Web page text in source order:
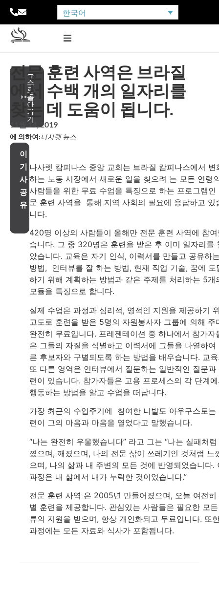
한국어
뉴
스
로
돌
아
가
기
전문 훈련 사역은 브라질
에서 수백 개의 일자리를
찾는 데 도움이 됩니다.
11월 14, 2019
에 의하여:나사렛 뉴스
이
기
사
공
유
나사렛 캄피나스 중앙 교회는 브라질 캄피나스에서 변
하는 노동 시장에서 새로운 일을 찾으려 는 모든 연령
사람들을 위한 무료 수업을 특징으로 하는 프로그램인
문 훈련 사역을 통해 지역 사회의 필요에 응답하고 있
니다.
420명 이상의 사람들이 올해만 전문 훈련 사역에 참
습니다. 그 중 320명은 훈련을 받은 후 이미 일자리를
았습니다. 교육은 자기 인식, 이력서를 만들고 공유하
방법, 인터뷰를 잘 하는 방법, 현재 직업 기술, 꿈에 도
하기 위해 계획하는 방법과 같은 주제를 처리하는 5개
모듈을 특징으로 합니다.
실제 수업은 과정과 심리적, 영적인 지원을 제공하기
고도로 훈련을 받은 5명의 자원봉사자 그룹에 의해 주
완전히 무료입니다. 프레젠테이션 중 하나에서 참가자
은 그들의 자질을 식별하고 이력서에 그들을 나열하여
른 후보자와 구별되도록 하는 방법을 배우습니다. 교
또 다른 영역은 인터뷰에서 질문하는 일반적인 질문과
련이 있습니다. 참가자들은 고용 프로세스의 각 단계
행동하는 방법을 알고 수업을 떠납니다.
가장 최근의 수업주기에 참여한 니발도 아우구스토는
련이 그의 마음과 마음을 열었다고 말했습니다.
“나는 완전히 우울했습니다” 라고 그는 “나는 실패처
꼈으며, 깨졌으며, 나의 전문 삶이 쓰레기인 것처럼 느
으며, 나의 삶과 내 주변의 모든 것에 반영되었습니다.
과정은 내 삶에서 내가 누락한 것이었습니다.”
전문 훈련 사역 은 2005년 만들어졌으며, 오늘 여전히
별 훈련을 제공합니다. 관심있는 사람들은 필요한 모
류의 지원을 받으며, 항상 개인화되고 무료입니다. 또
과정에는 모든 자료와 식사가 포함됩니다.